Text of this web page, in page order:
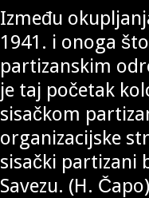
Između
1941. i onoga
partizanskim
je taj početak
sisačkom
organizacijske
sisački partizani
Savezu. (H.